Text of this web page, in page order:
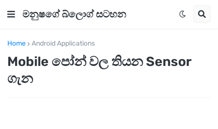
මනුෂගේ බ්ලොග් සටහන
Home Android Applications
Mobile පෝන් වල තියන Sensor
ගැන